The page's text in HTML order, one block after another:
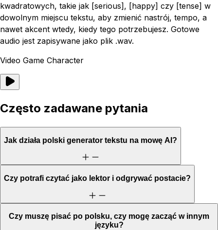
kwadratowych, takie jak [serious], [happy] czy [tense] w
dowolnym miejscu tekstu, aby zmienić nastrój, tempo, a
nawet akcent wtedy, kiedy tego potrzebujesz. Gotowe
audio jest zapisywane jako plik .wav.
Video Game Character
Często zadawane pytania
Jak działa polski generator tekstu na mowę AI?
Czy potrafi czytać jako lektor i odgrywać postacie?
Czy muszę pisać po polsku, czy mogę zacząć w innym
języku?